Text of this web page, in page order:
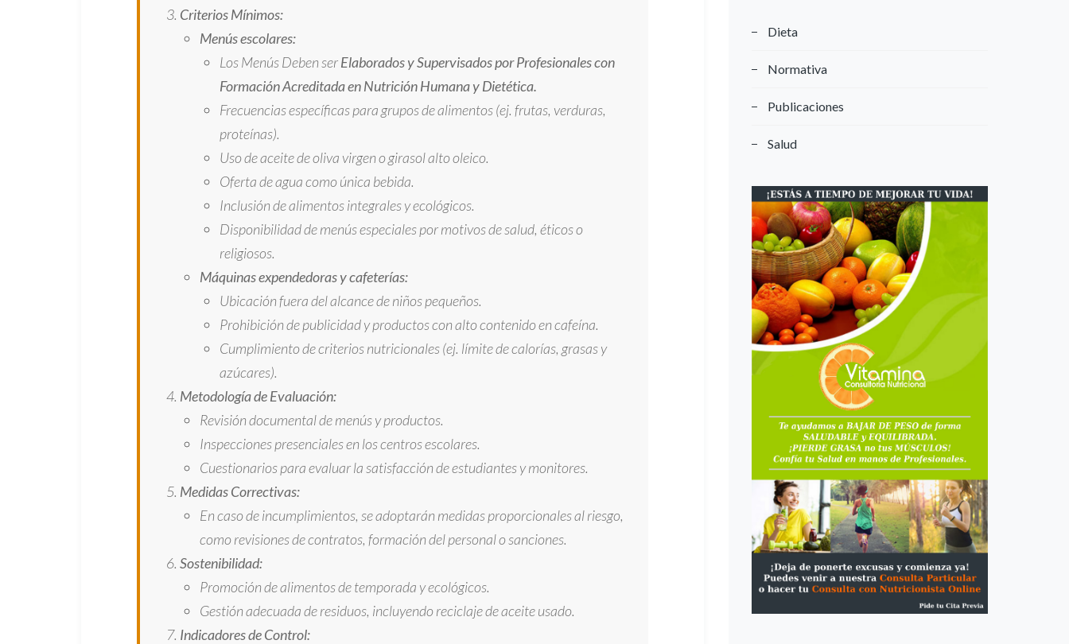
Criterios Mínimos:
Menús escolares:
Los Menús Deben serElaborados y Supervisados por Profesionales con
Formación Acreditada en Nutrición Humana y Dietética.
Frecuencias específicas para grupos de alimentos (ej. frutas, verduras,
proteínas).
Uso de aceite de oliva virgen o girasol alto oleico.
Oferta de agua como única bebida.
Inclusión de alimentos integrales y ecológicos.
Disponibilidad de menús especiales por motivos de salud, éticos o
religiosos.
Máquinas expendedoras y cafeterías:
Ubicación fuera del alcance de niños pequeños.
Prohibición de publicidad y productos con alto contenido en cafeína.
Cumplimiento de criterios nutricionales (ej. límite de calorías, grasas y
azúcares).
Metodología de Evaluación:
Revisión documental de menús y productos.
Inspecciones presenciales en los centros escolares.
Cuestionarios para evaluar la satisfacción de estudiantes y monitores.
Medidas Correctivas:
En caso de incumplimientos, se adoptarán medidas proporcionales al riesgo,
como revisiones de contratos, formación del personal o sanciones.
Sostenibilidad:
Promoción de alimentos de temporada y ecológicos.
Gestión adecuada de residuos, incluyendo reciclaje de aceite usado.
Indicadores de Control:
Dieta
Normativa
Publicaciones
Salud